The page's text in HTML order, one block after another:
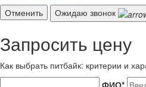
Отменить
Ожидаю звонок
Запросить цену
Как выбрать питбайк: критерии и
ФИО*